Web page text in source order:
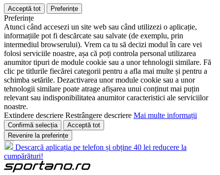
Acceptă tot Preferințe
Preferințe
Atunci când accesezi un site web sau când utilizezi o aplicație,
informațiile pot fi descărcate sau salvate (de exemplu, prin
intermediul browserului). Vrem ca tu să decizi modul în care vei
folosi serviciile noastre, așa că poți controla personal utilizarea
anumitor tipuri de module cookie sau a unor tehnologii similare. Fă
clic pe titlurile fiecărei categorii pentru a afla mai multe și pentru a
schimba setările. Dezactivarea unor module cookie sau a unor
tehnologii similare poate atrage afișarea unui conținut mai puțin
relevant sau indisponibilitatea anumitor caracteristici ale serviciilor
noastre.
Extindere descriere Restrângere descriere Mai multe informații
Confirmă selecția
Acceptă tot
Revenire la preferințe
Descarcă aplicația pe telefon și obține 40 lei reducere la
cumpărături!